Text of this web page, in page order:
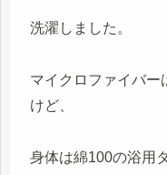
洗濯しました。
マイクロファイバー
けど、
身体は綿100の浴用